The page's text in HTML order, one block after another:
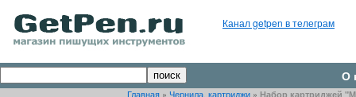
Канал getpen в телеграм
О
Главная » Чернила, картриджи » Набор картриджей